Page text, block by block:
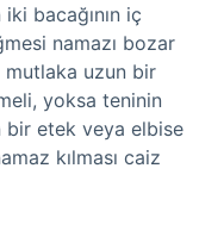
bacağının iç
namazı bozar
mutlaka uzun bir
yoksa teninin
bir etek veya elbise
kılması caiz